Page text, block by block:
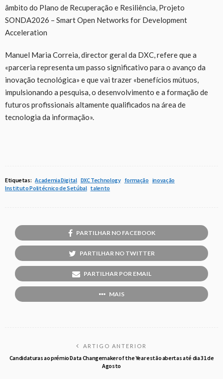
âmbito do Plano de Recuperação e Resiliência, Projeto
SONDA2026 – Smart Open Networks for Development
Acceleration
Manuel Maria Correia, director geral da DXC, refere que a
«parceria representa um passo significativo para o avanço da
inovação tecnológica» e que vai trazer «benefícios mútuos,
impulsionando a pesquisa, o desenvolvimento e a formação de
futuros profissionais altamente qualificados na área de
tecnologia da informação».
Etiquetas: Academia Digital DXC Technology formação inovação
Instituto Politécnico de Setúbal talento
PARTILHAR NO FACEBOOK
PARTILHAR NO TWITTER
PARTILHAR POR EMAIL
MAIS
ARTIGO ANTERIOR
Candidaturas ao prémio Data Changemaker of the Year estão abertas até dia 31 de
Agosto